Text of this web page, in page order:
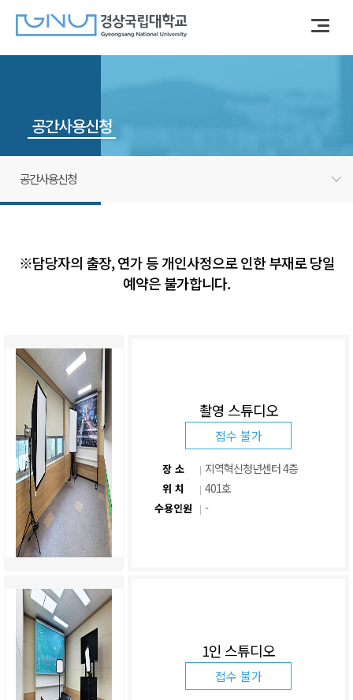
공간사용신청
공간사용신청
※담당자의 출장, 연가 등 개인사정으로 인한 부재로 당일
예약은 불가합니다.
촬영 스튜디오
접수 불가
장 소 지역혁신청년센터 4층
위 치 401호
수용인원 -
1인 스튜디오
접수 불가